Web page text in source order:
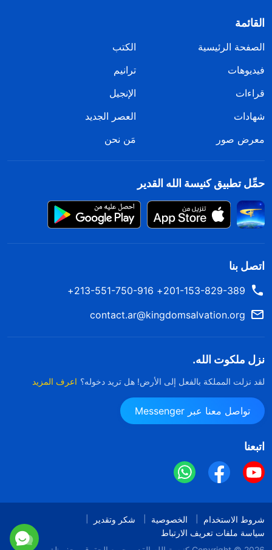
القائمة
الصفحة الرئيسية
الكتب
فيديوهات
ترانيم
قراءات
الإنجيل
شهادات
العصر الجديد
معرض صور
مَن نحن
حمِّل تطبيق كنيسة الله القدير
اتصل بنا
201-153-829-389+ 213-551-750-916+
contact.ar@kingdomsalvation.org
نزل ملكوت الله.
لقد نزلت المملكة بالفعل إلى الأرض! هل تريد دخوله؟ اعرف المزيد
تواصل معنا عبر Messenger
اتبعنا
شروط الاستخدام الخصوصية
شكر وتقدير
سياسة ملفات تعريف الارتباط